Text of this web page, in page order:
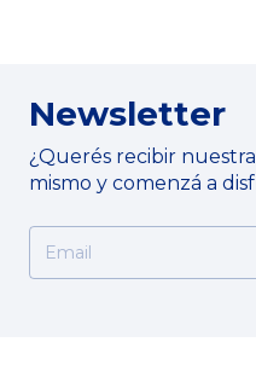
Newsletter
¿Querés recibir
mismo y comenzá a